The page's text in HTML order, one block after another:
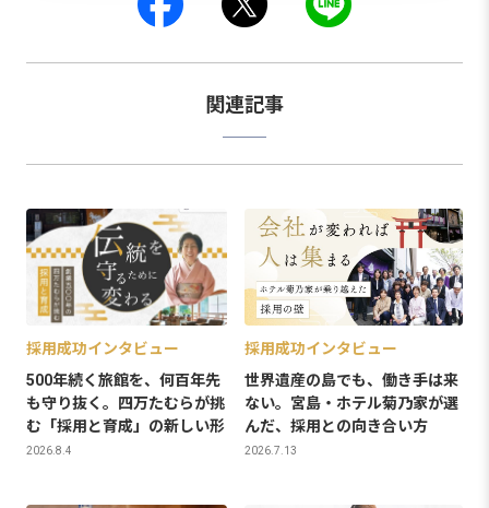
関連記事
採用成功インタビュー
500年続く旅館を、何百年先
も守り抜く。四万たむらが挑
む「採用と育成」の新しい形
2026.8.4
採用成功インタビュー
世界遺産の島でも、働き手は来
ない。宮島・ホテル菊乃家が選
んだ、採用との向き合い方
2026.7.13